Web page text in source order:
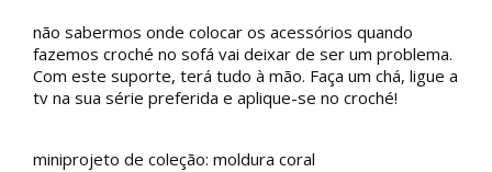
não sabermos onde colocar os acessórios quando
fazemos croché no sofá vai deixar de ser um problema.
Com este suporte, terá tudo à mão. Faça um chá, ligue a
tv na sua série preferida e aplique-se no croché!
miniprojeto de coleção: moldura coral